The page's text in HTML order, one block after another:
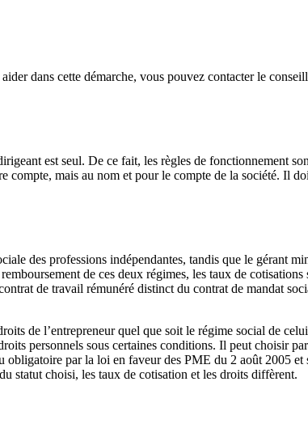
dans cette démarche, vous pouvez contacter le
est seul. De ce fait, les règles de fonctionnement
compte, mais au nom et pour le compte de la société. Il
des professions indépendantes, tandis que le gérant
de ces deux régimes, les taux de cotisations
de travail rémunéré distinct du contrat de mandat
de l’entrepreneur quel que soit le régime social de
personnels sous certaines conditions. Il peut choisir
par la loi en faveur des PME du 2 août 2005 et
statut choisi, les taux de cotisation et les droits diffèrent.